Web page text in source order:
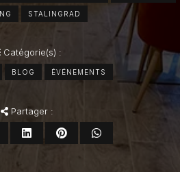
STALINGRAD
Catégorie(s) :
BLOG ÉVÉNEMENTS
Partager :